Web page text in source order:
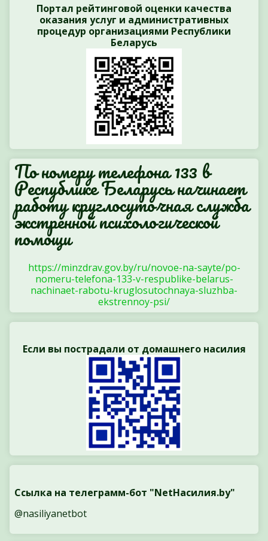
Портал рейтинговой оценки качества
оказания услуг и административных
процедур организациями Республики
Беларусь
По номеру телефона 133 в
Республике Беларусь начинает
работу круглосуточная служба
экстренной психологической
помощи
https://minzdrav.gov.by/ru/novoe-na-sayte/po-
nomeru-telefona-133-v-respublike-belarus-
nachinaet-rabotu-kruglosutochnaya-sluzhba-
ekstrennoy-psi/
Если вы пострадали от домашнего насилия
Ссылка на телеграмм-бот "NetНасилия.by"
@nasiliyanetbot